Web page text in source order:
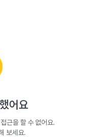
어요
근을 할 수 없어요.
보세요.